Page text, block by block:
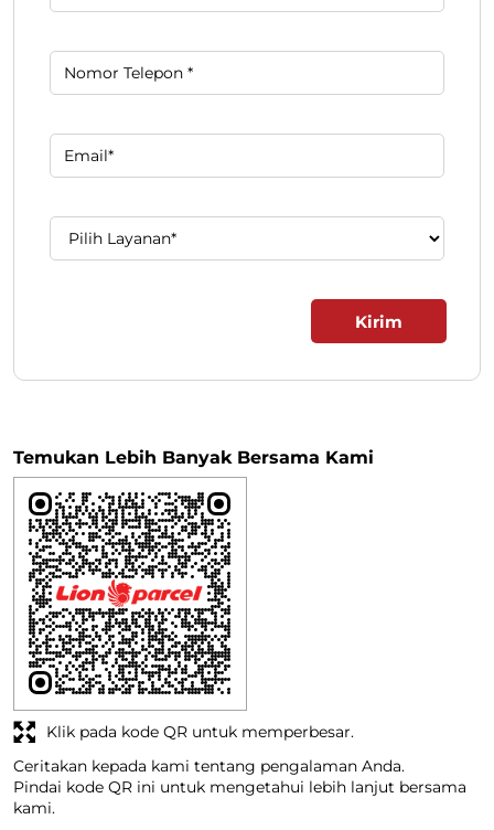
Temukan Lebih Banyak Bersama Kami
Ceritakan kepada kami tentang pengalaman Anda.
Pindai kode QR ini untuk mengetahui lebih lanjut bersama
kami.
Klik pada kode QR untuk memperbesar.